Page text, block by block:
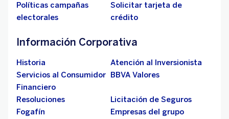
Políticas campañas
electorales
Solicitar tarjeta de
crédito
Información Corporativa
Historia
Atención al Inversionista
Servicios al Consumidor
Financiero
BBVA Valores
Resoluciones
Licitación de Seguros
Fogafín
Empresas del grupo